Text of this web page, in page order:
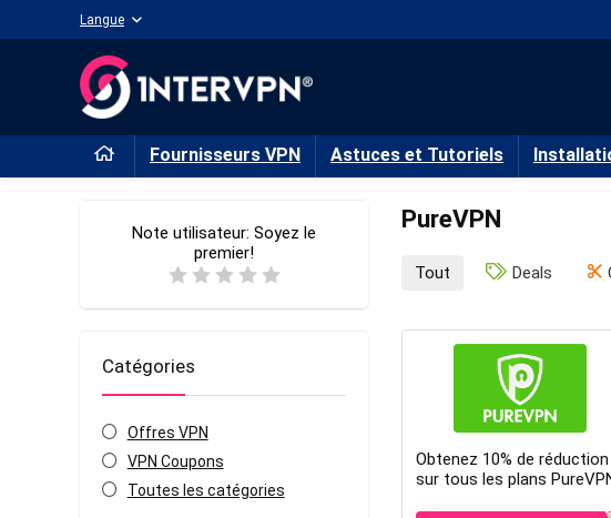
Langue
Fournisseurs VPN Astuces et Tutoriels
PureVPN
Note utilisateur: Soyez le
premier!
Catégories
Offres VPN
VPN Coupons
Toutes les catégories
Tout Deals
Obtenez 10% de réduction
sur tous les plans